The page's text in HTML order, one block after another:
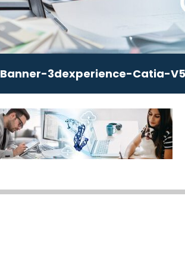
Banner-3dexperience-Catia-